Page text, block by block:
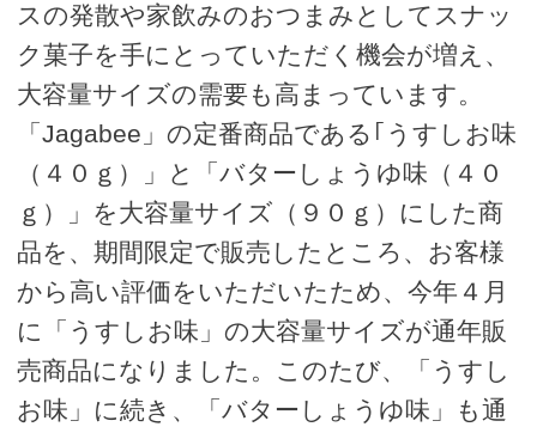
スの発散や家飲みのおつまみとしてスナッ
ク菓子を手にとっていただく機会が増え、
大容量サイズの需要も高まっています。
「Jagabee」の定番商品である｢うすしお味
（４０ｇ）」と「バターしょうゆ味（４０
ｇ）」を大容量サイズ（９０ｇ）にした商
品を、期間限定で販売したところ、お客様
から高い評価をいただいたため、今年４月
に「うすしお味」の大容量サイズが通年販
売商品になりました。このたび、「うすし
お味」に続き、「バターしょうゆ味」も通